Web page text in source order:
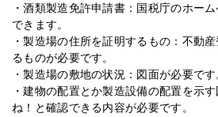
・酒類製造免許申請書：国税庁のホー
できます。
・製造場の住所を証明するもの：不動
るものが必要です。
・製造場の敷地の状況：図面が必要です
・建物の配置とか製造設備の配置を示
ね！と確認できる内容が必要です。